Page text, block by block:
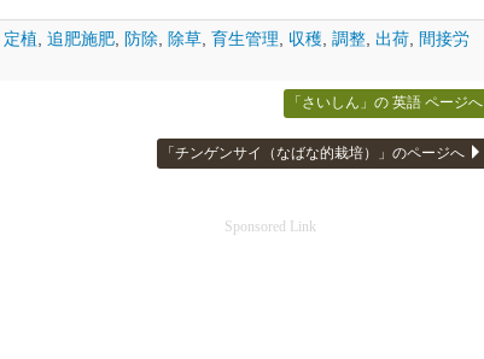
定植, 追肥施肥, 防除, 除草, 育生管理, 収穫, 調整, 出荷, 間接労
「さいしん」の 英語 ページへ
「チンゲンサイ（なばな的栽培）」のページへ
Sponsored Link